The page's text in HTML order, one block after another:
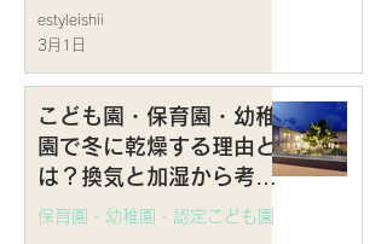
estyleishii
3月1日
こども園・保育園・幼稚
園で冬に乾燥する理由と
は？換気と加湿から考え
る園舎の空調計画
保育園・幼稚園・認定こども園